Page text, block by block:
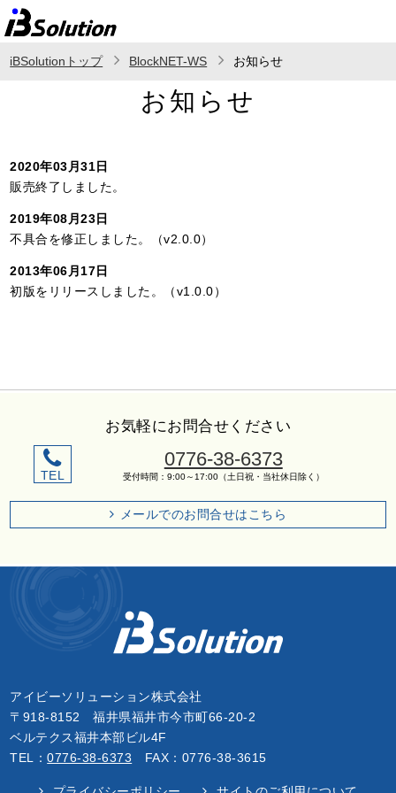
iBSolutionトップ BlockNET-WS お知らせ
お知らせ
2020年03月31日
販売終了しました。
2019年08月23日
不具合を修正しました。（v2.0.0）
2013年06月17日
初版をリリースしました。（v1.0.0）
お気軽にお問合せください
TEL
0776-38-6373
受付時間：9:00～17:00（土日祝・当社休日除く）
メールでのお問合せはこちら
アイビーソリューション株式会社
〒918-8152 福井県福井市今市町66-20-2
ベルテクス福井本部ビル4F
TEL：0776-38-6373 FAX：0776-38-3615